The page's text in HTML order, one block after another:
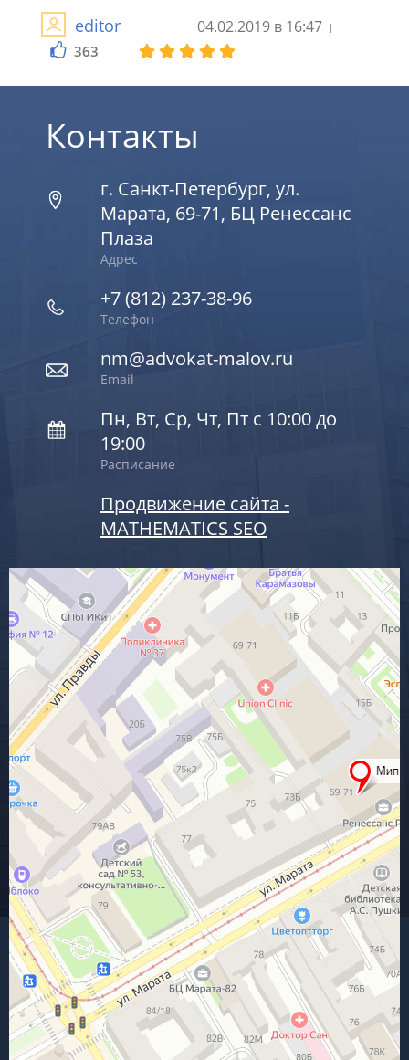
editor 04.02.2019 в 16:47
363
Контакты
г. Санкт-Петербург, ул.
Марата, 69-71, БЦ Ренессанс
Плаза
Адрес
+7 (812) 237-38-96
Телефон
nm@advokat-malov.ru
Email
Пн, Вт, Ср, Чт, Пт с 10:00 до
19:00
Расписание
Продвижение сайта -
MATHEMATICS SEO